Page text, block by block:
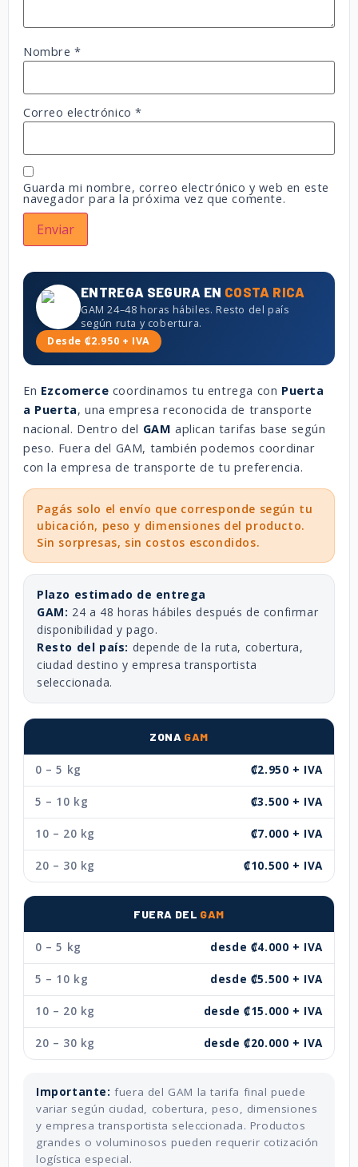
Nombre*
Correo electrónico*
Guarda mi nombre, correo electrónico y web en este
navegador para la próxima vez que comente.
ENTREGA SEGURA EN COSTA RICA
GAM 24–48 horas hábiles. Resto del país
según ruta y cobertura.
Desde ₡2.950 + IVA
En Ezcomerce coordinamos tu entrega con Puerta
a Puerta, una empresa reconocida de transporte
nacional. Dentro del GAM aplican tarifas base según
peso. Fuera del GAM, también podemos coordinar
con la empresa de transporte de tu preferencia.
Pagás solo el envío que corresponde según tu
ubicación, peso y dimensiones del producto.
Sin sorpresas, sin costos escondidos.
Plazo estimado de entrega
GAM: 24 a 48 horas hábiles después de confirmar
disponibilidad y pago.
Resto del país: depende de la ruta, cobertura,
ciudad destino y empresa transportista
seleccionada.
ZONA GAM
0 – 5 kg ₡2.950 + IVA
5 – 10 kg ₡3.500 + IVA
10 – 20 kg ₡7.000 + IVA
20 – 30 kg ₡10.500 + IVA
FUERA DEL GAM
0 – 5 kg desde ₡4.000 + IVA
5 – 10 kg desde ₡5.500 + IVA
10 – 20 kg desde ₡15.000 + IVA
20 – 30 kg desde ₡20.000 + IVA
Importante: fuera del GAM la tarifa final puede
variar según ciudad, cobertura, peso, dimensiones
y empresa transportista seleccionada. Productos
grandes o voluminosos pueden requerir cotización
logística especial.